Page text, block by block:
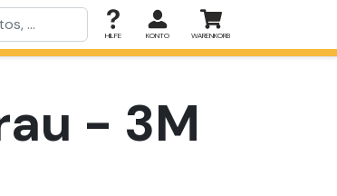
HILFE KONTO WARENKORB
- 3M